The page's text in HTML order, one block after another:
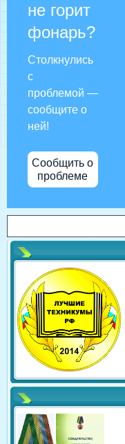
не горит
фонарь?
Столкнулись
с
проблемой —
сообщите о
ней!
Сообщить о
проблеме